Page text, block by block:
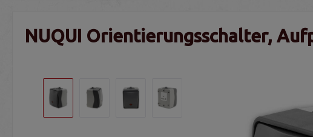
NUQUI Orientierungsschalter,